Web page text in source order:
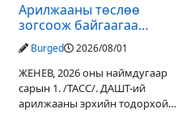
Арилжааны төслөө
зогсоож байгаагаа
Ж.Инфантино мэдэгдэв
Burged 2026/08/01
ЖЕНЕВ, 2026 оны наймдугаар
сарын 1. /ТАСС/. ДАШТ-ий
арилжааны эрхийн тодорхой